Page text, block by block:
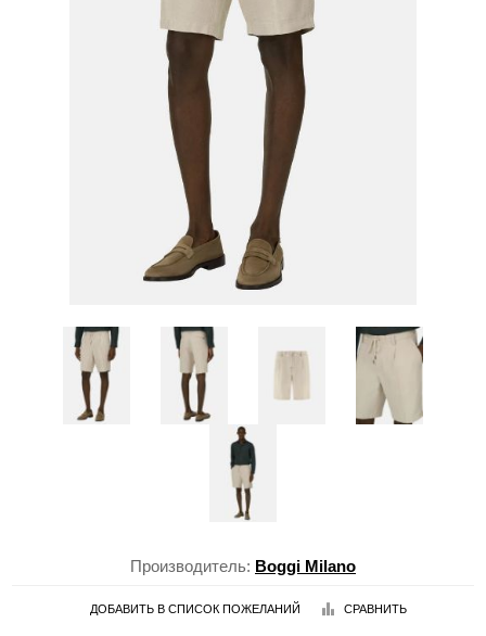
Производитель: Boggi Milano
ДОБАВИТЬ В СПИСОК ПОЖЕЛАНИЙ СРАВНИТЬ